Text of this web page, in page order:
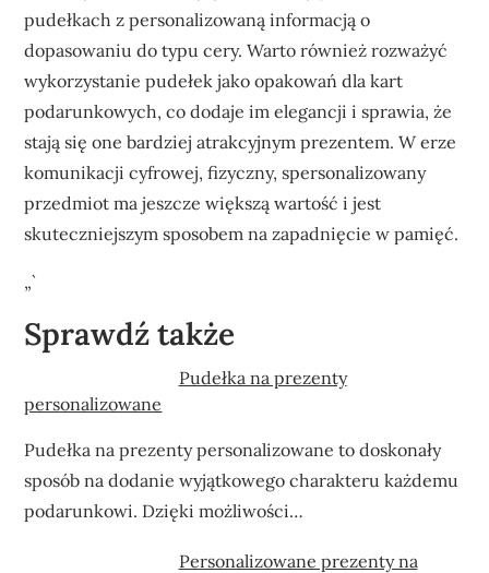
pudełkach z personalizowaną informacją o
dopasowaniu do typu cery. Warto również rozważyć
wykorzystanie pudełek jako opakowań dla kart
podarunkowych, co dodaje im elegancji i sprawia, że
stają się one bardziej atrakcyjnym prezentem. W erze
komunikacji cyfrowej, fizyczny, spersonalizowany
przedmiot ma jeszcze większą wartość i jest
skuteczniejszym sposobem na zapadnięcie w pamięć.
„`
Sprawdź także
Pudełka na prezenty
personalizowane
Pudełka na prezenty personalizowane to doskonały
sposób na dodanie wyjątkowego charakteru każdemu
podarunkowi. Dzięki możliwości…
Personalizowane prezenty na